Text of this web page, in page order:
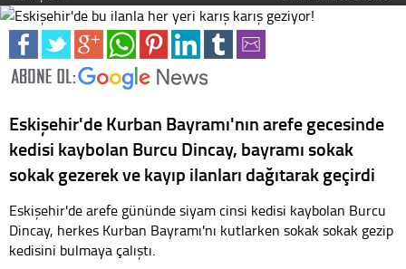
Eskişehir'de Kurban Bayramı'nın arefe gecesinde
kedisi kaybolan Burcu Dincay, bayramı sokak
sokak gezerek ve kayıp ilanları dağıtarak geçirdi
Eskişehir'de arefe gününde siyam cinsi kedisi kaybolan Burcu
Dincay, herkes Kurban Bayramı'nı kutlarken sokak sokak gezip
kedisini bulmaya çalıştı.